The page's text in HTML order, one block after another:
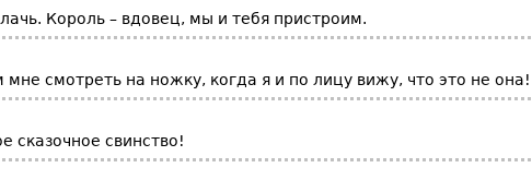
Король – вдовец, мы и тебя пристроим.
мне смотреть на ножку, когда я и по лицу вижу, что это не она!
сказочное свинство!